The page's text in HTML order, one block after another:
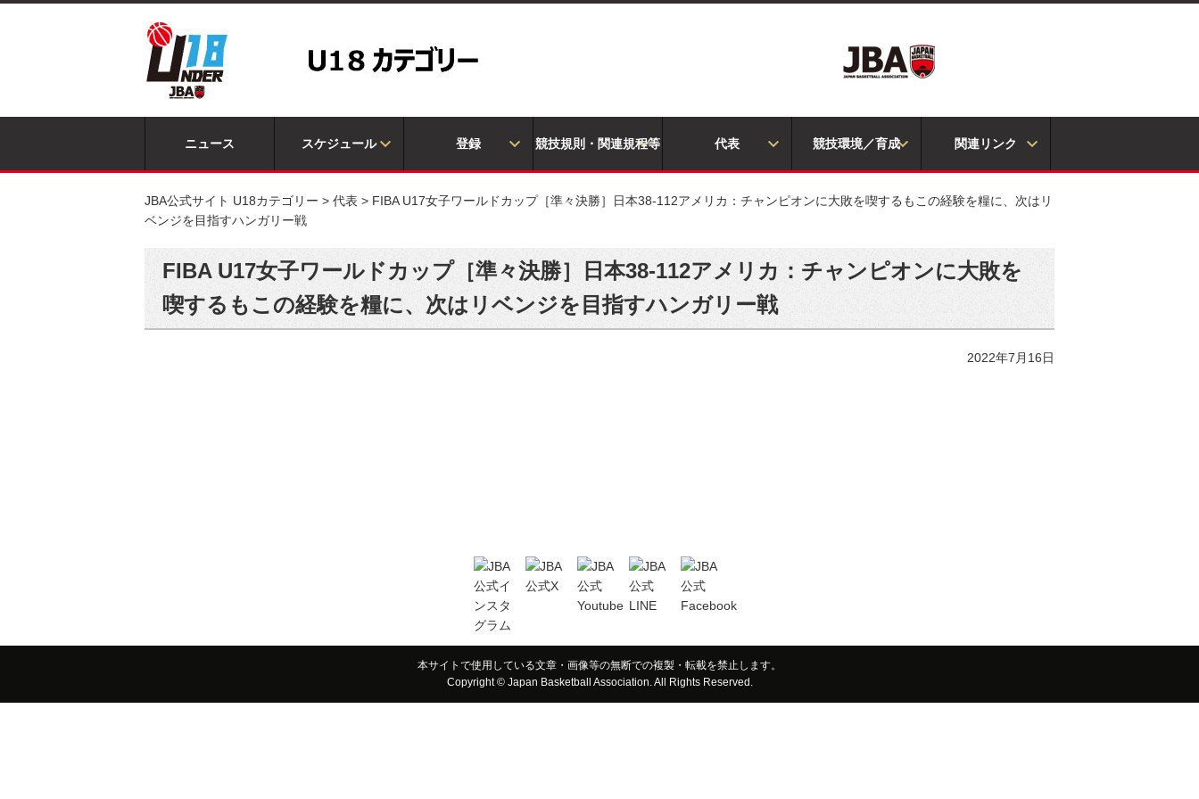
ニュース スケジュール 登録 競技規則・関連規程等 代表 競技環境／育成 関連リンク
JBA公式サイト U18カテゴリー > 代表 > FIBA U17女子ワールドカップ［準々決勝］日本38-112アメリカ：チャンピオンに大敗を喫するもこの経験を糧に、次はリ
ベンジを目指すハンガリー戦
FIBA U17女子ワールドカップ［準々決勝］日本38-112アメリカ：チャンピオンに大敗を
喫するもこの経験を糧に、次はリベンジを目指すハンガリー戦
2022年7月16日
本サイトで使用している文章・画像等の無断での複製・転載を禁止します。
Copyright © Japan Basketball Association. All Rights Reserved.